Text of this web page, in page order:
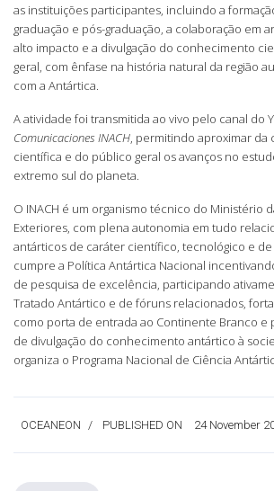
as instituições participantes, incluindo a
graduação e pós-graduação, a colaboração em
alto impacto e a divulgação do conhecimento
geral, com ênfase na história natural da região
com a Antártica.
A atividade foi transmitida ao vivo pelo canal do
Comunicaciones INACH, permitindo aproximar da
científica e do público geral os avanços no
extremo sul do planeta.
O INACH é um organismo técnico do Ministério
Exteriores, com plena autonomia em tudo
antárticos de caráter científico, tecnológico e de
cumpre a Política Antártica Nacional
de pesquisa de excelência, participando
Tratado Antártico e de fóruns relacionados,
como porta de entrada ao Continente Branco e
de divulgação do conhecimento antártico à
organiza o Programa Nacional de Ciência
OCEANEON PUBLISHED ON 24 November